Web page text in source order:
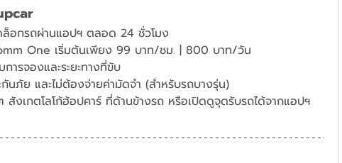
อกรถผ่านแอปฯ ตลอด 24 ชั่วโมง
One เริ่มต้นเพียง 99 บาท/ชม. | 800 บาท/วัน
การจองและระยะทางที่ขับ
กันภัย และไม่ต้องจ่ายค่ามัดจำ (สำหรับรถบางรุ่น)